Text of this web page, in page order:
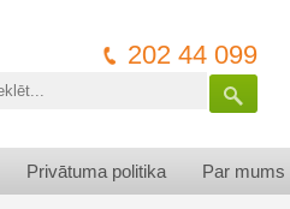
202 44 099
Privātuma politika Par mums